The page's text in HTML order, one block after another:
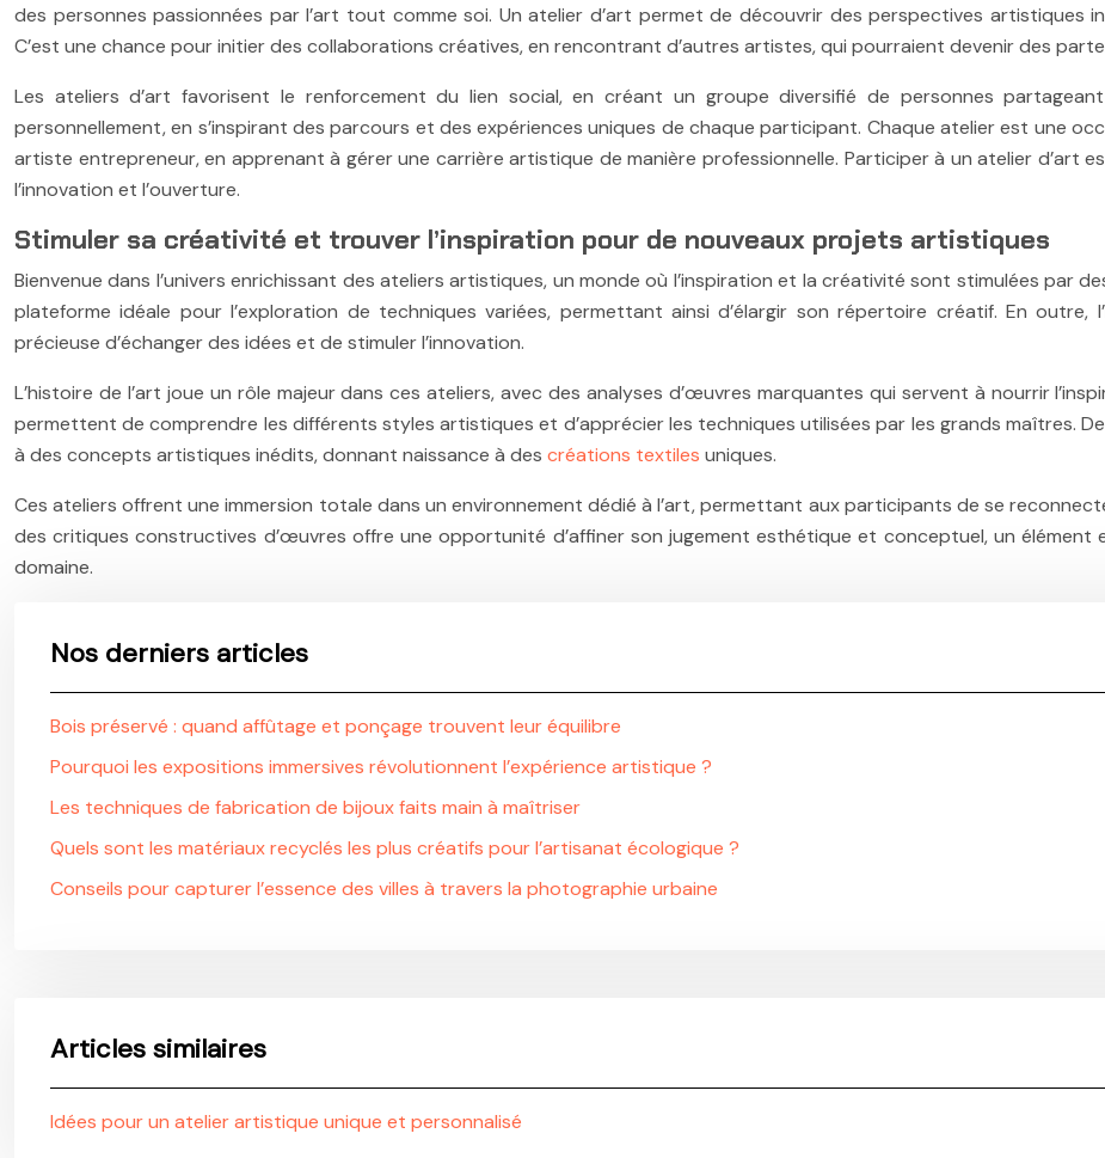
des personnes passionnées par l’art tout comme soi. Un atelier d’art permet de découvrir des perspectives artistiques
C’est une chance pour initier des collaborations créatives, en rencontrant d’autres artistes, qui pourraient devenir des
Les ateliers d’art favorisent le renforcement du lien social, en créant un groupe diversifié de personnes
personnellement, en s’inspirant des parcours et des expériences uniques de chaque participant. Chaque atelier est une
artiste entrepreneur, en apprenant à gérer une carrière artistique de manière professionnelle. Participer à un atelier d’art
l’innovation et l’ouverture.
Stimuler sa créativité et trouver l’inspiration pour de nouveaux projets artistiques
Bienvenue dans l’univers enrichissant des ateliers artistiques, un monde où l’inspiration et la créativité sont stimulées par
plateforme idéale pour l’exploration de techniques variées, permettant ainsi d’élargir son répertoire créatif. En outre,
précieuse d’échanger des idées et de stimuler l’innovation.
L’histoire de l’art joue un rôle majeur dans ces ateliers, avec des analyses d’œuvres marquantes qui servent à nourrir
permettent de comprendre les différents styles artistiques et d’apprécier les techniques utilisées par les grands maîtres.
à des concepts artistiques inédits, donnant naissance à des créations textiles uniques.
Ces ateliers offrent une immersion totale dans un environnement dédié à l’art, permettant aux participants de se
des critiques constructives d’œuvres offre une opportunité d’affiner son jugement esthétique et conceptuel, un
domaine.
Nos derniers articles
Bois préservé : quand affûtage et ponçage trouvent leur équilibre
Pourquoi les expositions immersives révolutionnent l’expérience artistique ?
Les techniques de fabrication de bijoux faits main à maîtriser
Quels sont les matériaux recyclés les plus créatifs pour l’artisanat écologique ?
Conseils pour capturer l’essence des villes à travers la photographie urbaine
Articles similaires
Idées pour un atelier artistique unique et personnalisé